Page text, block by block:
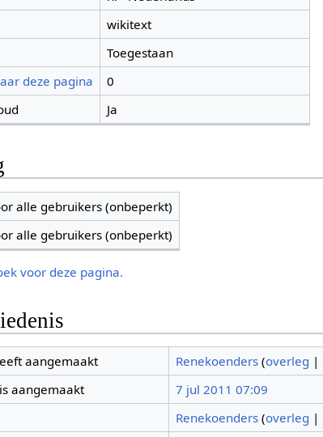
wikitext
Toegestaan
deze pagina
0
Ja
alle gebruikers (onbeperkt)
alle gebruikers (onbeperkt)
voor deze pagina.
aangemaakt Renekoenders (overleg |
aangemaakt
7 jul 2011 07:09
Renekoenders (overleg |